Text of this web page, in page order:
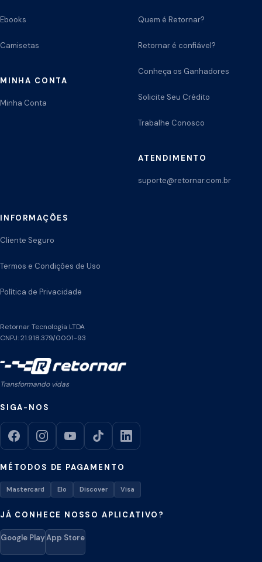
Ebooks
Camisetas
MINHA CONTA
Minha Conta
Quem é Retornar?
Retornar é confiável?
Conheça os Ganhadores
Solicite Seu Crédito
Trabalhe Conosco
ATENDIMENTO
suporte@retornar.com.br
INFORMAÇÕES
Cliente Seguro
Termos e Condições de Uso
Política de Privacidade
Retornar Tecnologia LTDA
CNPJ: 21.918.379/0001-93
Transformando vidas
SIGA-NOS
MÉTODOS DE PAGAMENTO
Mastercard Elo Discover Visa
JÁ CONHECE NOSSO APLICATIVO?
Google PlayApp Store